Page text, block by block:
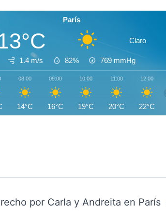
París
Claro
1.4 m/s 82% 769 mmHg
08:00
14°C
09:00
16°C
10:00
19°C
11:00
20°C
12:00
22°C
por Carla y Andreita en